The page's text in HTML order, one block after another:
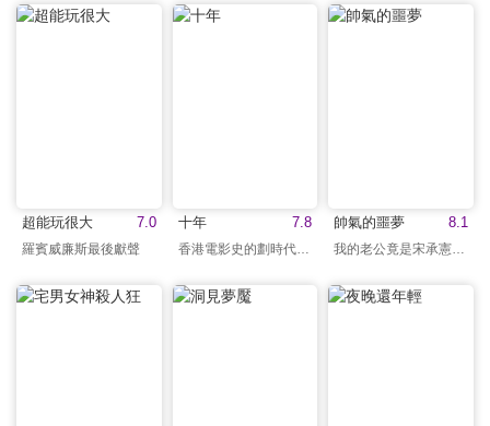
7.0
超能玩很大
羅賓威廉斯最後獻聲
7.8
十年
香港電影史的劃時代寓言
8.1
帥氣的噩夢
我的老公竟是宋承憲？！